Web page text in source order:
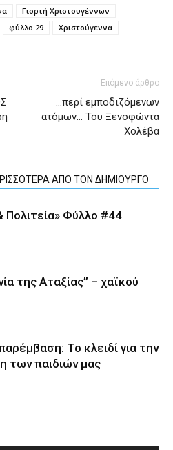
Γιορτή Χριστουγέννων
φύλλο 29 Χριστούγεννα
Επόμενο άρθρο
…περί εμποδιζόμενων
ατόμων… Του Ξενοφώντα
Χολέβα
ΑΠΟ ΤΟΝ ΔΗΜΙΟΥΡΓΟ
Πολιτεία» Φύλλο #44
της Αταξίας” – χαϊκού
Το κλειδί για την
των παιδιών µας